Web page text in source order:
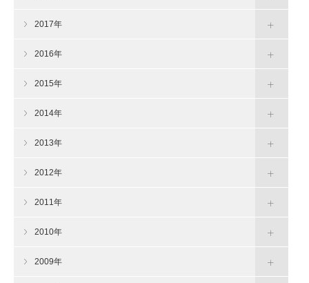
2017年
2016年
2015年
2014年
2013年
2012年
2011年
2010年
2009年